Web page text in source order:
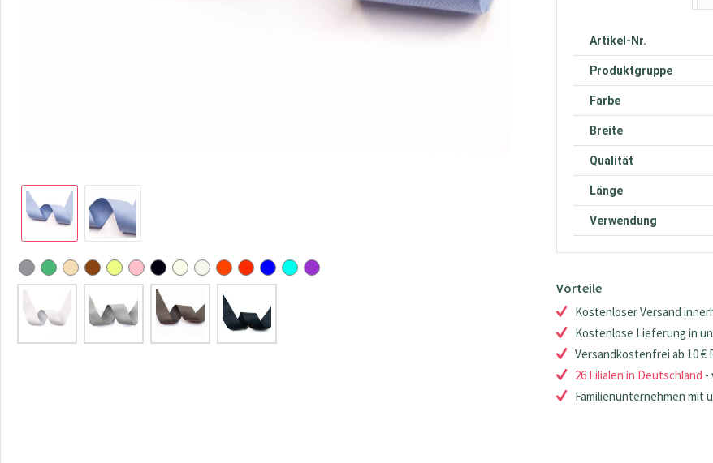
Artikel-Nr.
Produktgruppe
Farbe
Breite
Qualität
Länge
Verwendung
Vorteile
Kostenloser Versand
Kostenlose Lieferung in
Versandkostenfrei ab 10
26 Filialen in Deutschland -
Familienunternehmen mit